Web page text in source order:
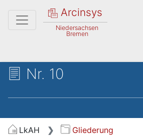
Arcinsys
Niedersachsen
Bremen
Nr. 10
LkAH
Gliederung